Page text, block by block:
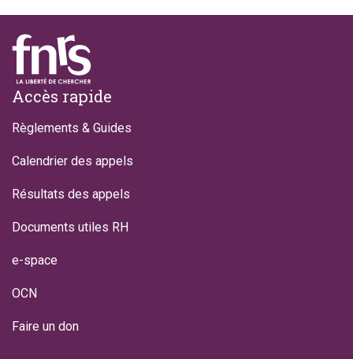
Footer
Accès rapide
Règlements & Guides
Calendrier des appels
Résultats des appels
Documents utiles RH
e-space
OCN
Faire un don